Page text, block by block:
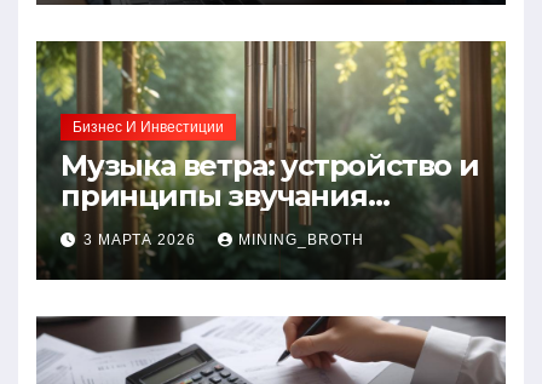
Бизнес И Инвестиции
Музыка ветра: устройство и
принципы звучания
колокольчиков
3 МАРТА 2026 MINING_BROTH